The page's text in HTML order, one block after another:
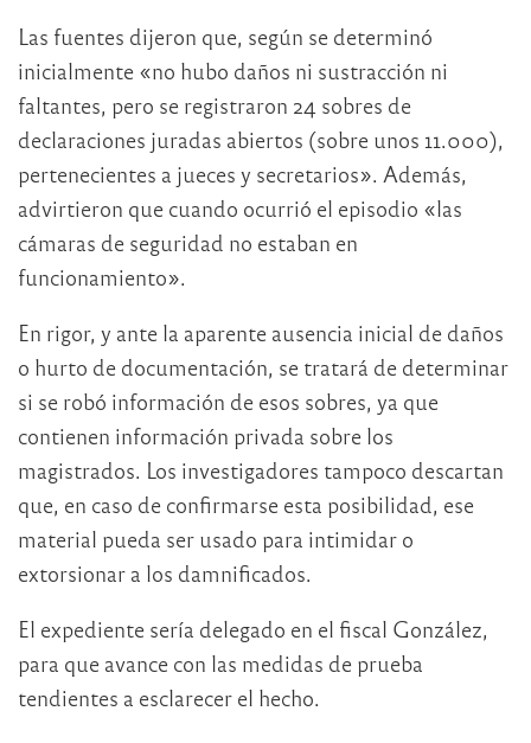
Las fuentes dijeron que, según se determinó
inicialmente «no hubo daños ni sustracción ni
faltantes, pero se registraron 24 sobres de
declaraciones juradas abiertos (sobre unos 11.000),
pertenecientes a jueces y secretarios». Además,
advirtieron que cuando ocurrió el episodio «las
cámaras de seguridad no estaban en
funcionamiento».
En rigor, y ante la aparente ausencia inicial de daños
o hurto de documentación, se tratará de determinar
si se robó información de esos sobres, ya que
contienen información privada sobre los
magistrados. Los investigadores tampoco descartan
que, en caso de confirmarse esta posibilidad, ese
material pueda ser usado para intimidar o
extorsionar a los damnificados.
El expediente sería delegado en el fiscal González,
para que avance con las medidas de prueba
tendientes a esclarecer el hecho.